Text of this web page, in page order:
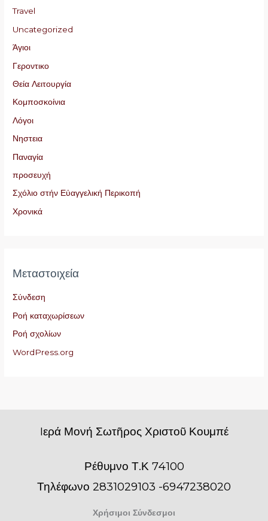
Travel
Uncategorized
Άγιοι
Γεροντικο
Θεία Λειτουργία
Κομποσκοίνια
Λόγοι
Νηστεια
Παναγία
προσευχή
Σχόλιο στήν Εὐαγγελική Περικοπή
Χρονικά
Μεταστοιχεία
Σύνδεση
Ροή καταχωρίσεων
Ροή σχολίων
WordPress.org
Iερά Μονή Σωτῆρος Χριστοῦ Κουμπέ
Ρέθυμνο Τ.Κ 74100
Τηλέφωνο 2831029103 -6947238020
Χρήσιμοι Σύνδεσμοι